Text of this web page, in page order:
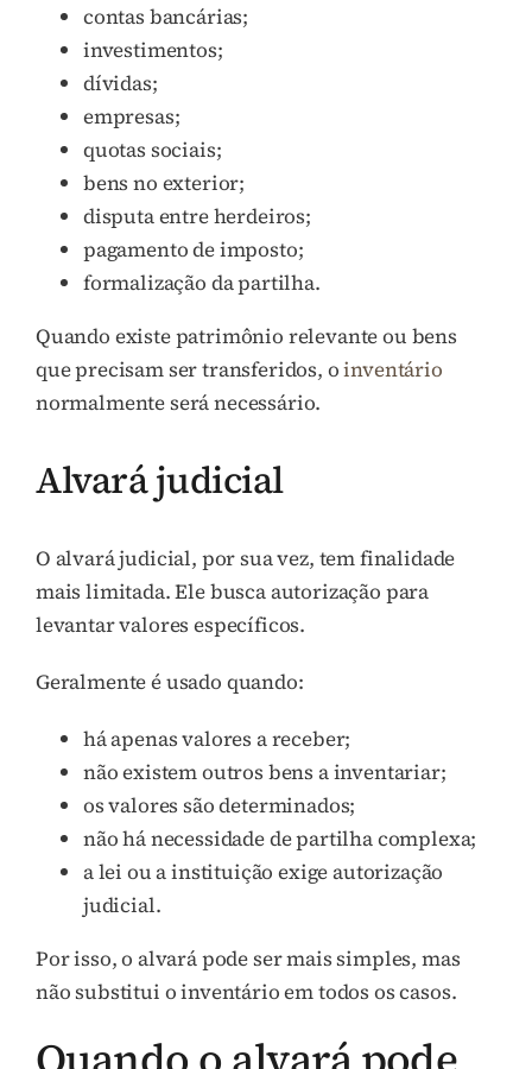
contas bancárias;
investimentos;
dívidas;
empresas;
quotas sociais;
bens no exterior;
disputa entre herdeiros;
pagamento de imposto;
formalização da partilha.
Quando existe patrimônio relevante ou bens
que precisam ser transferidos, oinventário
normalmente será necessário.
Alvará judicial
O alvará judicial, por sua vez, tem finalidade
mais limitada. Ele busca autorização para
levantar valores específicos.
Geralmente é usado quando:
há apenas valores a receber;
não existem outros bens a inventariar;
os valores são determinados;
não há necessidade de partilha complexa;
a lei ou a instituição exige autorização
judicial.
Por isso, o alvará pode ser mais simples, mas
não substitui o inventário em todos os casos.